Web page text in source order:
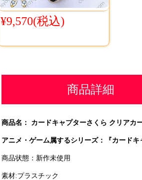
¥9,570(税込)
商品詳細
商品名： カードキャプターさくら クリアカ
アニメ・ゲーム属するシリーズ：『カードキ
商品状態：新作未使用
素材:プラスチック